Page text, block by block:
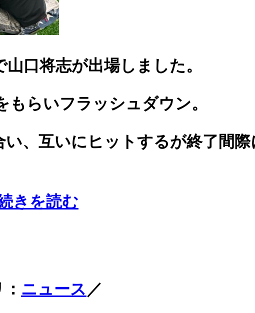
口将志が出場しました。
らいフラッシュダウン。
、互いにヒットするが終了間
きを読む
ニュース ／